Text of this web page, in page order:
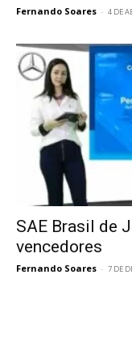
Fernando Soares - 4 DE
SAE Brasil de
vencedores
Fernando Soares - 7 DE